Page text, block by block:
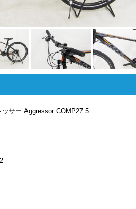
サー Aggressor COMP27.5